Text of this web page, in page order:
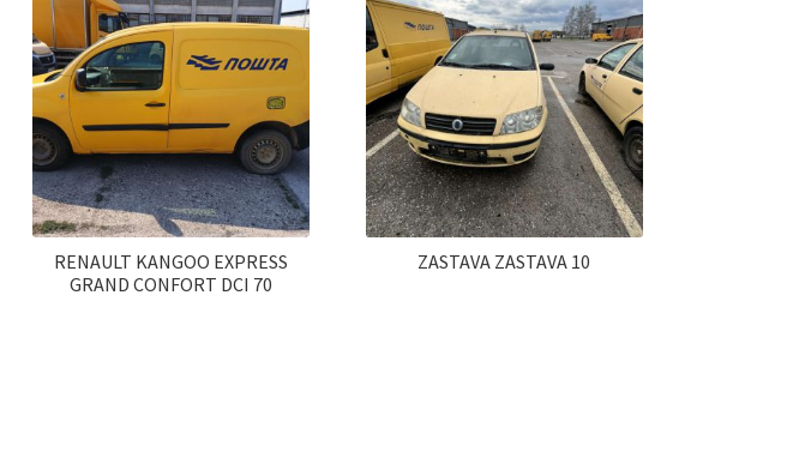
RENAULT KANGOO EXPRESS
GRAND CONFORT DCI 70
ZASTAVA ZASTAVA 10